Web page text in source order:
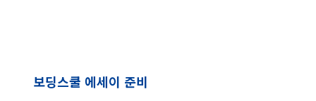
보딩스쿨 에세이 준비